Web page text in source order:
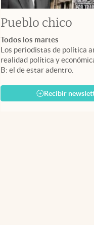
Pueblo chico
Todos los martes
Los periodistas de política
realidad política y
B: el de estar adentro.
Recibir